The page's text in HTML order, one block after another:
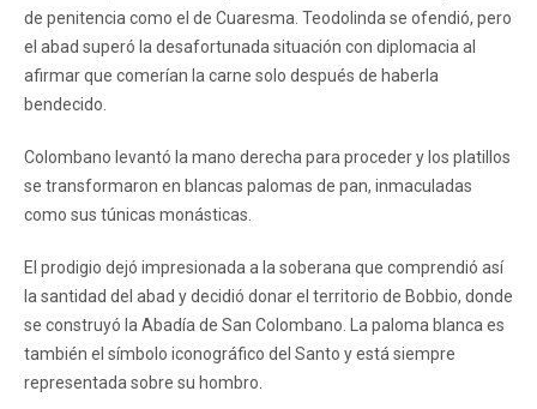
de penitencia como el de Cuaresma. Teodolinda se ofendió, pero
el abad superó la desafortunada situación con diplomacia al
afirmar que comerían la carne solo después de haberla
bendecido.
Colombano levantó la mano derecha para proceder y los platillos
se transformaron en blancas palomas de pan, inmaculadas
como sus túnicas monásticas.
El prodigio dejó impresionada a la soberana que comprendió así
la santidad del abad y decidió donar el territorio de Bobbio, donde
se construyó la Abadía de San Colombano. La paloma blanca es
también el símbolo iconográfico del Santo y está siempre
representada sobre su hombro.